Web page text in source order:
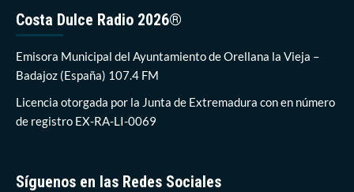
Costa Dulce Radio 2026®
Emisora Municipal del Ayuntamiento de Orellana la Vieja –
Badajoz (España) 107.4 FM
Licencia otorgada por la Junta de Extremadura con en número
de registro EX-RA-LI-0069
Síguenos en las Redes Sociales